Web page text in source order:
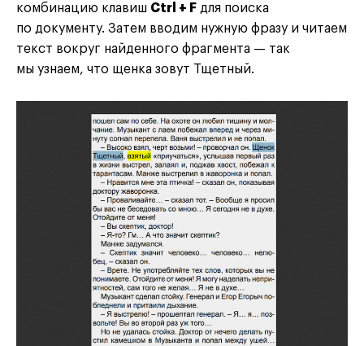
комбинацию клавиш Ctrl + F для поиска
по документу. Затем вводим нужную фразу и читаем
текст вокруг найденного фрагмента — так
мы узнаем, что щенка зовут Тщетный.